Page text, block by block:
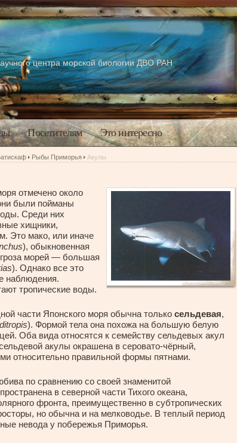
центра морской биологии ДВО РАН
Посетителям Это интересно
Рыбы Приморья Акулы
отмечено около
были пойманы
Среди них
хищники,
Это мако, или иначе
), обыкновенная
морей — большая
). Однако все это
наблюдения.
тропические воды.
части Японского моря обычна только сельдевая,
). Формой тела она похожа на большую белую
Оба вида относятся к семейству сельдевых акул
акулы окрашена в серовато-чёрный,
относительно правильной формы пятнами.
по сравнению со своей знаменитой
в северной части Тихого океана,
фронта, преимущественно в субтропических
но обычна и на мелководье. В теплый период
невода у побережья Приморья.